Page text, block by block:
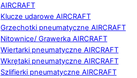
AIRCRAFT
Klucze udarowe AIRCRAFT
Grzechotki pneumatyczne AIRCRAFT
Nitownice/ Grawerka AIRCRAFT
Wiertarki pneumatyczne AIRCRAFT
Wkrętaki pneumatyczne AIRCRAFT
Szlifierki pneumatyczne AIRCRAFT